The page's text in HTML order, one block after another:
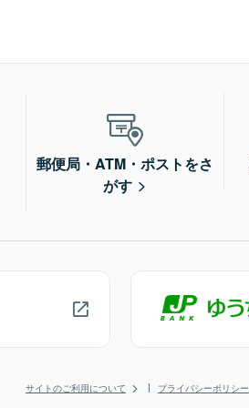
郵便局・ATM・ポストをさ
がす
サイトのご利用について プライバシーポリシー